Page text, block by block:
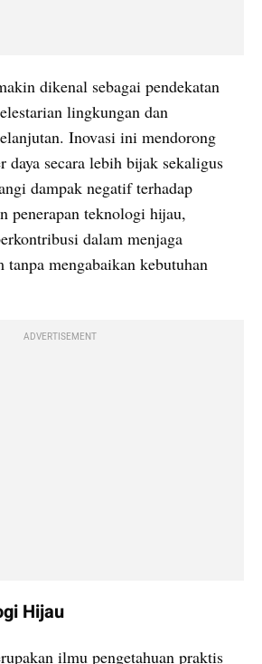
dikenal sebagai pendekatan
lingkungan dan
Inovasi ini mendorong
daya secara lebih bijak sekaligus
dampak negatif terhadap
penerapan teknologi hijau,
dalam menjaga
tanpa mengabaikan kebutuhan
ADVERTISEMENT
Hijau
ilmu pengetahuan praktis